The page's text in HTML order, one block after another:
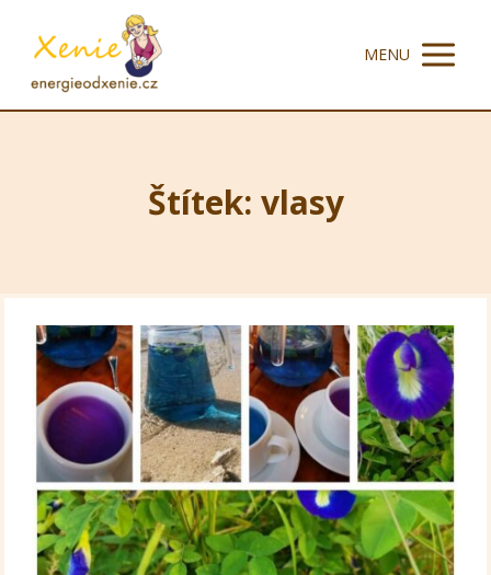
MENU
Štítek: vlasy